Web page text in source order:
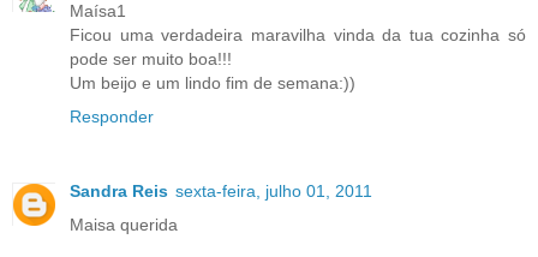
Maísa1
Ficou uma verdadeira maravilha vinda da tua cozinha só
pode ser muito boa!!!
Um beijo e um lindo fim de semana:))
Responder
Sandra Reis sexta-feira, julho 01, 2011
Maisa querida